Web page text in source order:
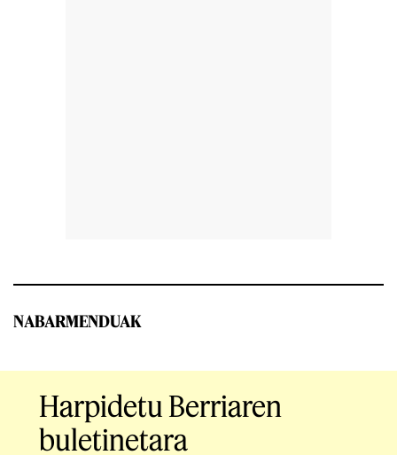
NABARMENDUAK
Harpidetu Berriaren
buletinetara